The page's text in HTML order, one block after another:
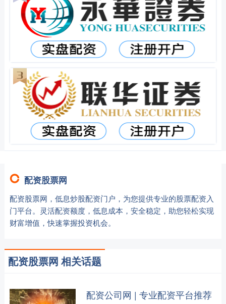
配资股票网
配资股票网，低息炒股配资门户，为您提供专业的股票配资入
门平台。灵活配资额度，低息成本，安全稳定，助您轻松实现
财富增值，快速掌握投资机会。
配资股票网 相关话题
配资公司网 | 专业配资平台推荐